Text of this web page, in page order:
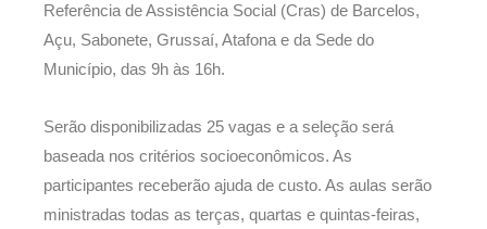
Referência de Assistência Social (Cras) de Barcelos,
Açu, Sabonete, Grussaí, Atafona e da Sede do
Município, das 9h às 16h.
Serão disponibilizadas 25 vagas e a seleção será
baseada nos critérios socioeconômicos. As
participantes receberão ajuda de custo. As aulas serão
ministradas todas as terças, quartas e quintas-feiras,